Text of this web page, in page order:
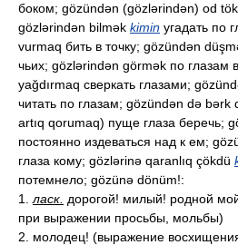
боком; gözündən (gözlərindən) od
gözlərindən bilmək kimin угадать по
vurmaq бить в точку; gözündən
чьих; gözlərindən görmək по глазам
yağdırmaq сверкать глазами;
читать по глазам; gözündən də
artıq qorumaq) пуще глаза беречь;
постоянно издеваться над к ем;
глаза кому; gözlərinə qaranlıq çökdü
потемнело; gözünə dönüm!:
1. ласк. дорогой! милый! родной
при выражении просьбы, мольбы)
2. молодец! (выражение